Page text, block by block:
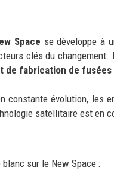
Space se développe à
clés du
de fabrication de
constante évolution, les
satellitaire est en
sur le New Space :